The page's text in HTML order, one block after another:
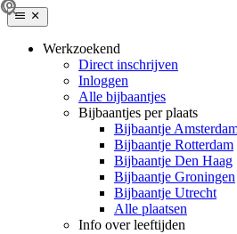
Werkzoekend
Direct inschrijven
Inloggen
Alle bijbaantjes
Bijbaantjes per plaats
Bijbaantje
Bijbaantje Rotterdam
Bijbaantje Den Haag
Bijbaantje Groningen
Bijbaantje Utrecht
Alle plaatsen
Info over leeftijden